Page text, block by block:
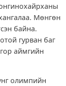
Мөнгөн
байна.
гурван баг
аймгийн
олимпийн